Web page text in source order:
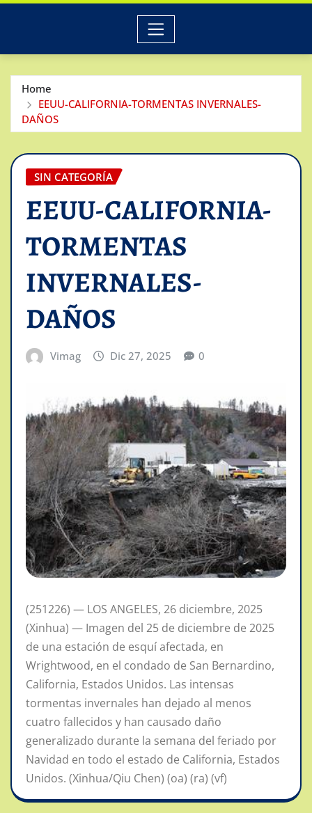
Home
EEUU-CALIFORNIA-TORMENTAS INVERNALES-
DAÑOS
SIN CATEGORÍA
EEUU-CALIFORNIA-
TORMENTAS
INVERNALES-
DAÑOS
Vimag Dic 27, 2025 0
(251226) — LOS ANGELES, 26 diciembre, 2025
(Xinhua) — Imagen del 25 de diciembre de 2025
de una estación de esquí afectada, en
Wrightwood, en el condado de San Bernardino,
California, Estados Unidos. Las intensas
tormentas invernales han dejado al menos
cuatro fallecidos y han causado daño
generalizado durante la semana del feriado por
Navidad en todo el estado de California, Estados
Unidos. (Xinhua/Qiu Chen) (oa) (ra) (vf)